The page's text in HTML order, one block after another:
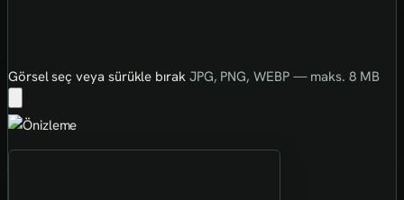
Görsel seç veya sürükle bırak JPG, PNG, WEBP — maks. 8 MB